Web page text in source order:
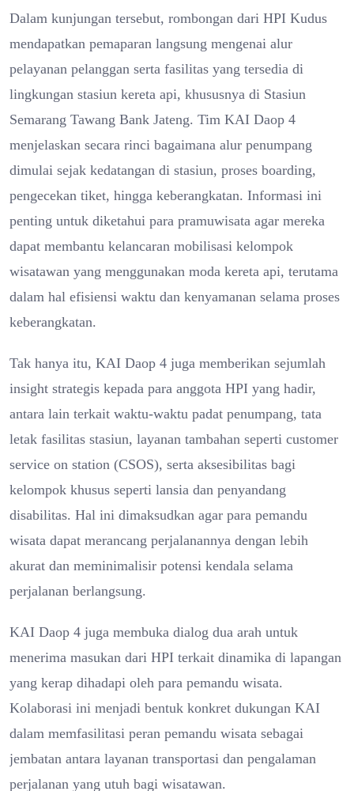
Dalam kunjungan tersebut, rombongan dari HPI Kudus
mendapatkan pemaparan langsung mengenai alur
pelayanan pelanggan serta fasilitas yang tersedia di
lingkungan stasiun kereta api, khususnya di Stasiun
Semarang Tawang Bank Jateng. Tim KAI Daop 4
menjelaskan secara rinci bagaimana alur penumpang
dimulai sejak kedatangan di stasiun, proses boarding,
pengecekan tiket, hingga keberangkatan. Informasi ini
penting untuk diketahui para pramuwisata agar mereka
dapat membantu kelancaran mobilisasi kelompok
wisatawan yang menggunakan moda kereta api, terutama
dalam hal efisiensi waktu dan kenyamanan selama proses
keberangkatan.
Tak hanya itu, KAI Daop 4 juga memberikan sejumlah
insight strategis kepada para anggota HPI yang hadir,
antara lain terkait waktu-waktu padat penumpang, tata
letak fasilitas stasiun, layanan tambahan seperti customer
service on station (CSOS), serta aksesibilitas bagi
kelompok khusus seperti lansia dan penyandang
disabilitas. Hal ini dimaksudkan agar para pemandu
wisata dapat merancang perjalanannya dengan lebih
akurat dan meminimalisir potensi kendala selama
perjalanan berlangsung.
KAI Daop 4 juga membuka dialog dua arah untuk
menerima masukan dari HPI terkait dinamika di lapangan
yang kerap dihadapi oleh para pemandu wisata.
Kolaborasi ini menjadi bentuk konkret dukungan KAI
dalam memfasilitasi peran pemandu wisata sebagai
jembatan antara layanan transportasi dan pengalaman
perjalanan yang utuh bagi wisatawan.